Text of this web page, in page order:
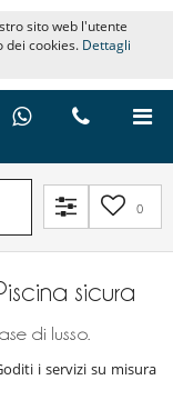
sito web l'utente
dei cookies. Dettagli
0
sicura
di lusso.
i servizi su misura